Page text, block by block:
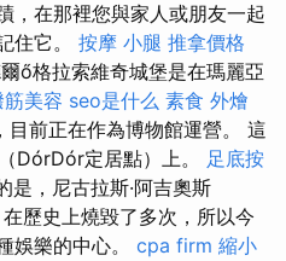
，在那裡您與家人或朋友一起
住它。 按摩 小腿 推拿價格
ő格拉索維奇城堡是在瑪麗亞
筋美容 seo是什么 素食 外燴
前正在作為博物館運營。 這
DórDór定居點）上。 足底按
是，尼古拉斯·阿吉奧斯
歷史上燒毀了多次，所以今
娛樂的中心。 cpa firm 縮小